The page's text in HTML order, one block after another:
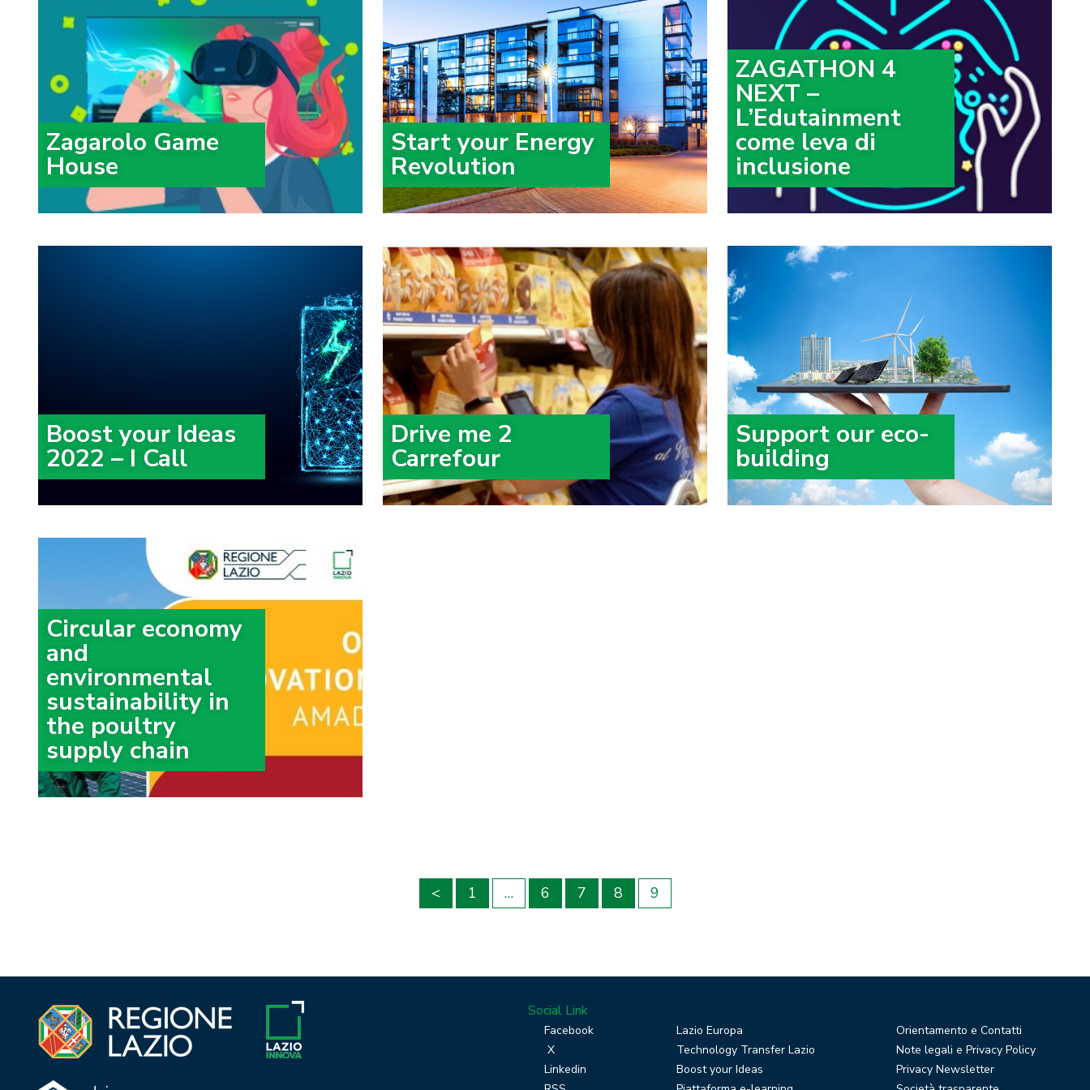
Zagarolo Game
House
Start your Energy
Revolution
ZAGATHON 4
NEXT –
L’Edutainment
come leva di
inclusione
Boost your Ideas
2022 – I Call
Drive me 2
Carrefour
Support our eco-
building
Circular economy
and
environmental
sustainability in
the poultry
supply chain
< 1 … 6 7 8 9
Social Link
Facebook
X
Linkedin
Lazio Europa
Technology Transfer Lazio
Boost your Ideas
Orientamento e Contatti
Note legali e Privacy Policy
Privacy Newsletter